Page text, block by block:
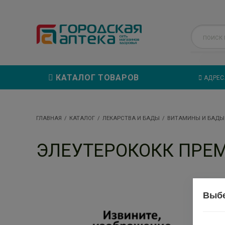
КАТАЛОГ ТОВАРОВ
ГЛАВНАЯ КАТАЛОГ ЛЕКАРСТВА И БАДЫ ВИТАМИНЫ И БАДЫ
ЭЛЕУТЕРОКОКК